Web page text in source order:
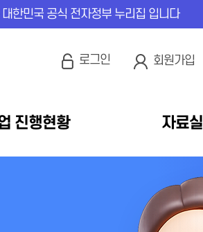
한민국 공식 전자정부 누리집 입니다
로그인 회원가입
진행현황 자료실